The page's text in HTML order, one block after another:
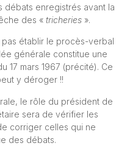
débats enregistrés avant la
des « tricheries ».
établir le procès-verbal
générale constitue une
17 mars 1967 (précité). Ce
y déroger !!
le rôle du président de
sera de vérifier les
corriger celles qui ne
des débats.